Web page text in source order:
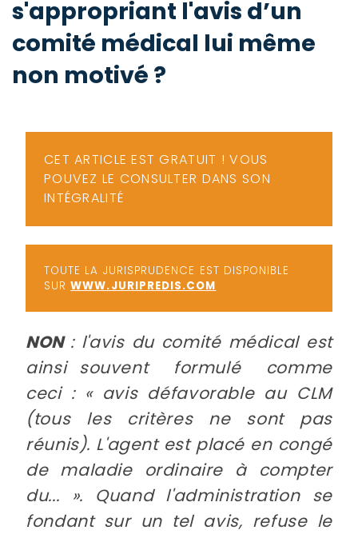
s'appropriant l'avis d’un
comité médical lui même
non motivé ?
CET ARTICLE EST GRATUIT ! VOUS
POUVEZ LE CONSULTER DANS SON
INTÉGRALITÉ
TOUTE LA JURISPRUDENCE EST DISPONIBLE
SURWWW.JURIPREDIS.COM
NON : l'avis du comité médical est
ainsi souvent formulé comme
ceci : « avis défavorable au CLM
(tous les critères ne sont pas
réunis). L'agent est placé en congé
de maladie ordinaire à compter
du... ». Quand l'administration se
fondant sur un tel avis, refuse le